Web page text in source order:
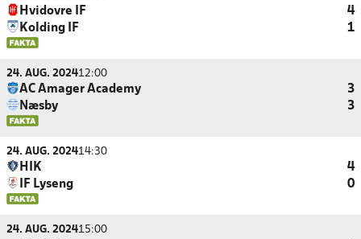
Hvidovre IF
4
Kolding IF
1
24. AUG. 202412:00
AC Amager Academy
3
Næsby
3
24. AUG. 202414:30
HIK
4
IF Lyseng
0
24. AUG. 202415:00